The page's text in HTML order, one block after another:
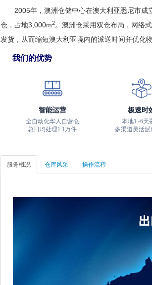
2005年，澳洲仓储中心在澳大利亚悉尼市成
仓，占地3,000m2。澳洲仓采用双仓布局，网络
发货，从而缩短澳大利亚境内的派送时间并优化
我们的优势
智能运营
全自动化华人自营仓
总日均处理1.1万件
极速时
本地1~6天
多渠道灵活派
服务概况 仓库风采 操作流程